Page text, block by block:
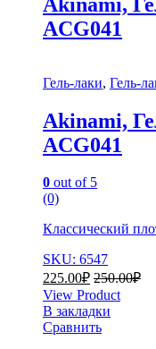
AСG041
Гель-лаки, Гель-
Akinami,
AСG041
0 out of 5
(0)
Классический
SKU: 6547
225.00₽ 250.00₽
View Product
В закладки
Сравнить